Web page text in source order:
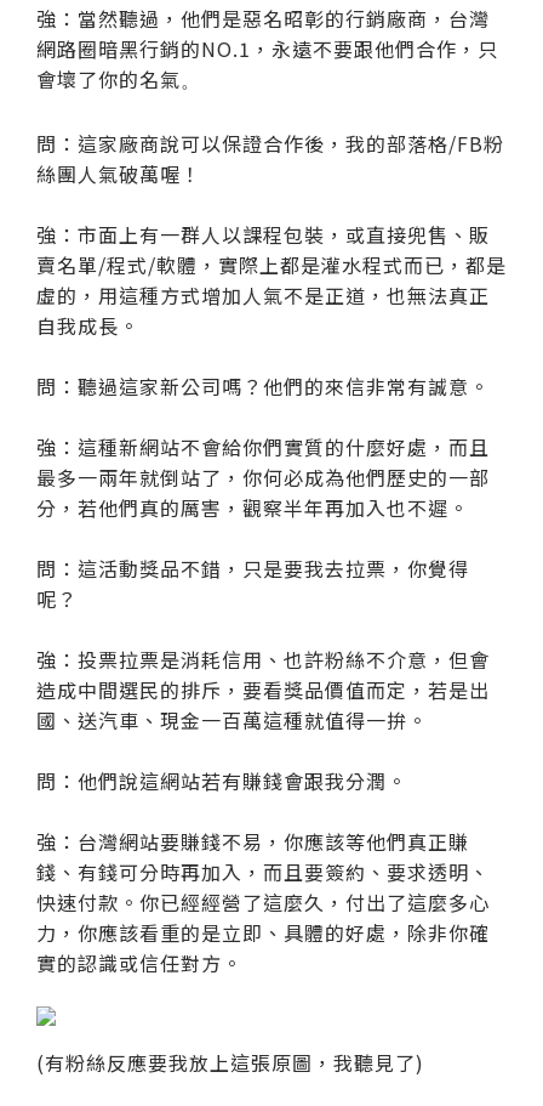
強：當然聽過，他們是惡名昭彰的行銷廠商，台灣
網路圈暗黑行銷的NO.1，永遠不要跟他們合作，只
會壞了你的名氣。
問：這家廠商說可以保證合作後，我的部落格/FB粉
絲團人氣破萬喔！
強：市面上有一群人以課程包裝，或直接兜售、販
賣名單/程式/軟體，實際上都是灌水程式而已，都是
虛的，用這種方式增加人氣不是正道，也無法真正
自我成長。
問：聽過這家新公司嗎？他們的來信非常有誠意。
強：這種新網站不會給你們實質的什麼好處，而且
最多一兩年就倒站了，你何必成為他們歷史的一部
分，若他們真的厲害，觀察半年再加入也不遲。
問：這活動獎品不錯，只是要我去拉票，你覺得
呢？
強：投票拉票是消耗信用、也許粉絲不介意，但會
造成中間選民的排斥，要看獎品價值而定，若是出
國、送汽車、現金一百萬這種就值得一拚。
問：他們說這網站若有賺錢會跟我分潤。
強：台灣網站要賺錢不易，你應該等他們真正賺
錢、有錢可分時再加入，而且要簽約、要求透明、
快速付款。你已經經營了這麼久，付出了這麼多心
力，你應該看重的是立即、具體的好處，除非你確
實的認識或信任對方。
(有粉絲反應要我放上這張原圖，我聽見了)